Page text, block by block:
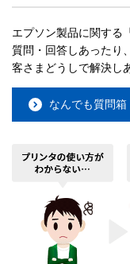
エプソン製品に関する
質問・回答しあったり
客さまどうしで解決し
なんでも質問箱